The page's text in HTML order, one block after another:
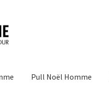
Pull Noël Homme